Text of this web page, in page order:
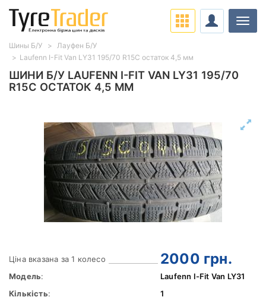
ШИНИ Б/У LAUFENN I-FIT VAN LY31 195/70
R15C ОСТАТОК 4,5 ММ
Ціна вказана за 1 колесо 2000 грн.
Модель:
Laufenn I-Fit Van LY31
Кількість:
1
Шины Б/У
Лауфен Б/У
Laufenn I-Fit Van LY31 195/70 R15C остаток 4,5 мм